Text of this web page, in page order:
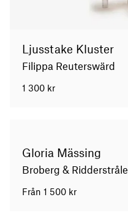
Ljusstake Kluster
Filippa Reuterswärd
1 300 kr
Gloria Mässing
Broberg & Ridderstråle
Från 1 500 kr